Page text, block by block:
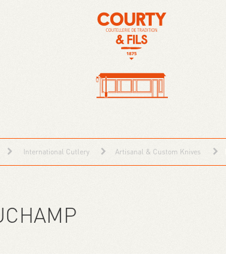
International Cutlery Artisanal & Custom Knives